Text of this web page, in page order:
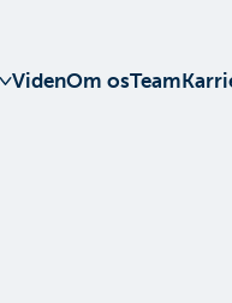
VidenOm osTeam